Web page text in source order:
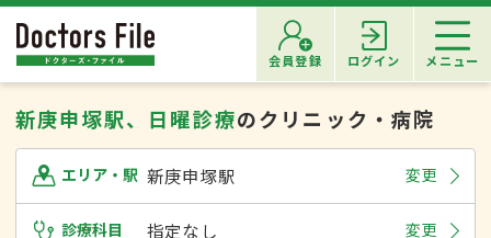
会員登録 ログイン メニュー
新庚申塚駅、日曜診療のクリニック・病院
エリア・駅 新庚申塚駅 変更
診療科目 指定なし 変更